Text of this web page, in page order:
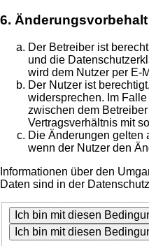
6. Änderungsvorbehalt
Der Betreiber ist
und die
wird dem Nutzer per E-
Der Nutzer ist
widersprechen. Im
zwischen dem
Vertragsverhältnis mit
Die Änderungen gelten
wenn der Nutzer den
Informationen über den
Daten sind in der